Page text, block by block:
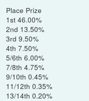
Place Prize
1st 46.00%
2nd 13.50%
3rd 9.50%
4th 7.50%
5/6th 6.00%
7/8th 4.75%
9/10th 0.45%
11/12th 0.35%
13/14th 0.20%